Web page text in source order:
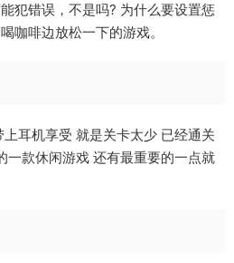
犯错误，不是吗? 为什么要设置惩
咖啡边放松一下的游戏。
耳机享受 就是关卡太少 已经通关
一款休闲游戏 还有最重要的一点就